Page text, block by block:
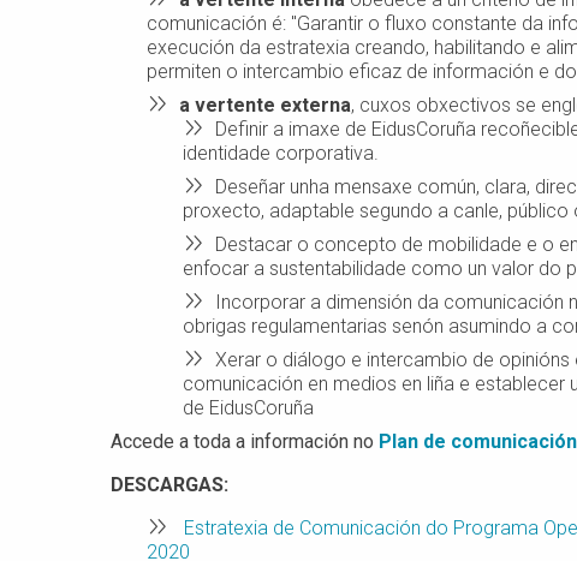
comunicación é: "Garantir o fluxo constante da
execución da estratexia creando, habilitando e
permiten o intercambio eficaz de información e
a vertente externa, cuxos obxectivos se
Definir a imaxe de EidusCoruña
identidade corporativa.
Deseñar unha mensaxe común, clara,
proxecto, adaptable segundo a canle,
Destacar o concepto de mobilidade e o
enfocar a sustentabilidade como un valor do
Incorporar a dimensión da
obrigas regulamentarias senón asumindo a
Xerar o diálogo e intercambio de
comunicación en medios en liña e
de EidusCoruña
Accede a toda a información no Plan de
DESCARGAS:
Estratexia de Comunicación do Programa
2020